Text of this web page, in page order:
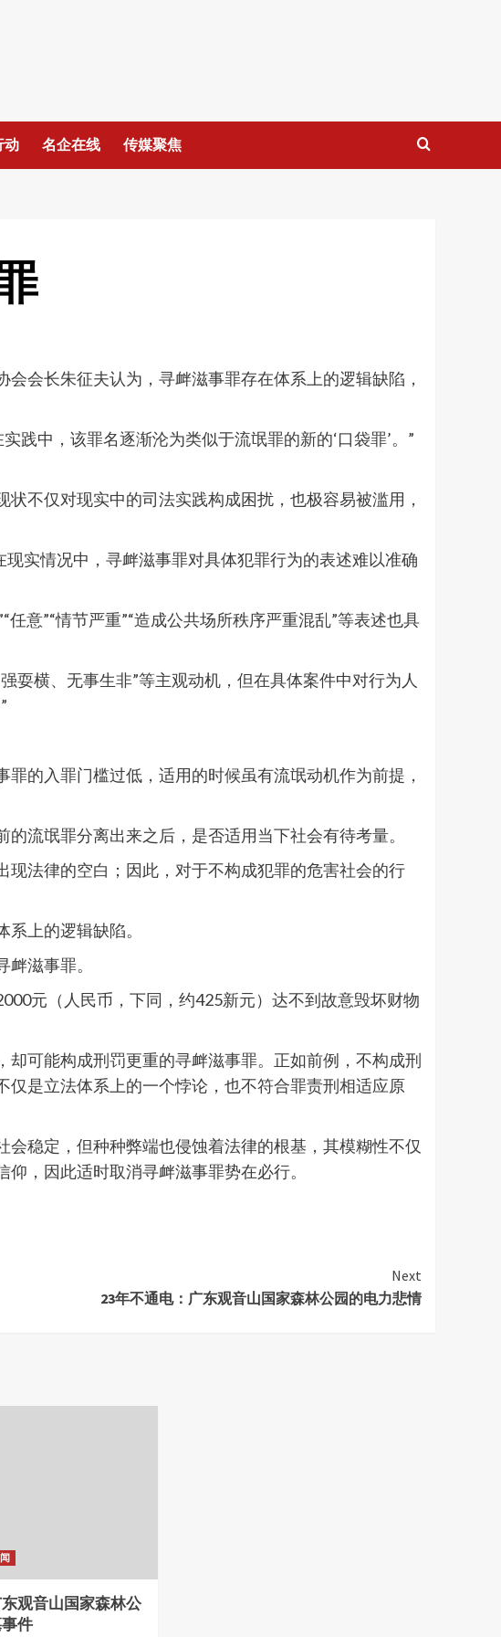
动 名企在线 传媒聚焦
会长朱征夫认为，寻衅滋事罪存在体系上的逻辑缺陷，
践中，该罪名逐渐沦为类似于流氓罪的新的‘口袋罪’。”
不仅对现实中的司法实践构成困扰，也极容易被滥用，
实情况中，寻衅滋事罪对具体犯罪行为的表述难以准确
意”“情节严重”“造成公共场所秩序严重混乱”等表述也具
耍横、无事生非”等主观动机，但在具体案件中对行为人
的入罪门槛过低，适用的时候虽有流氓动机作为前提，
流氓罪分离出来之后，是否适用当下社会有待考量。
法律的空白；因此，对于不构成犯罪的危害社会的行
上的逻辑缺陷。
滋事罪。
元（人民币，下同，约425新元）达不到故意毁坏财物
可能构成刑罚更重的寻衅滋事罪。正如前例，不构成刑
是立法体系上的一个悖论，也不符合罪责刑相适应原
稳定，但种种弊端也侵蚀着法律的根基，其模糊性不仅
，因此适时取消寻衅滋事罪势在必行。
Next
23年不通电：广东观音山国家森林公园的电力悲情
观音山国家森林公
件